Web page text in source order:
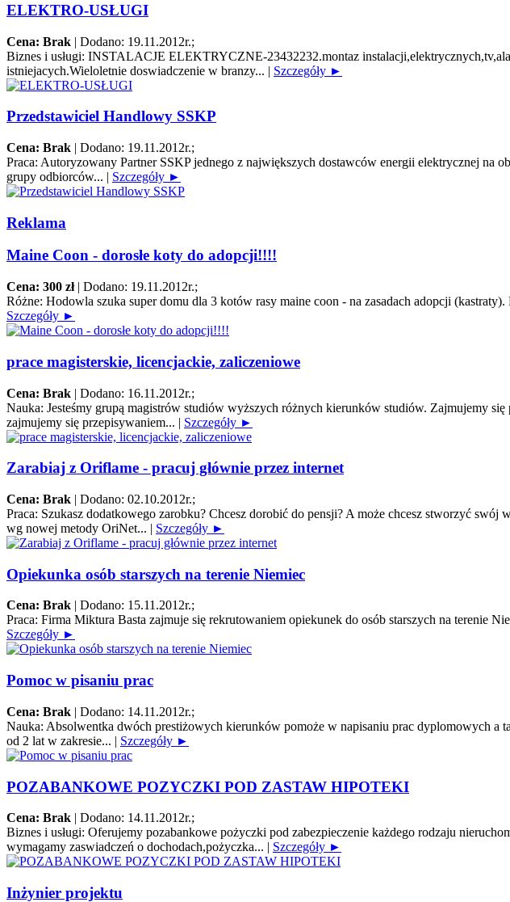
ELEKTRO-USŁUGI
Cena: Brak | Dodano: 19.11.2012r.;
Biznes i usługi: INSTALACJE ELEKTRYCZNE-23432232.montaz
istniejacych.Wieloletnie doswiadczenie w branzy... | Szczegóły ►
Przedstawiciel Handlowy SSKP
Cena: Brak | Dodano: 19.11.2012r.;
Praca: Autoryzowany Partner SSKP jednego z największych dostawców energii elektrycznej na
grupy odbiorców... | Szczegóły ►
Reklama
Maine Coon - dorosłe koty do adopcji!!!!
Cena: 300 zł | Dodano: 19.11.2012r.;
Różne: Hodowla szuka super domu dla 3 kotów rasy maine coon - na zasadach adopcji
Szczegóły ►
prace magisterskie, licencjackie, zaliczeniowe
Cena: Brak | Dodano: 16.11.2012r.;
Nauka: Jesteśmy grupą magistrów studiów wyższych różnych kierunków studiów. Zajmujemy
zajmujemy się przepisywaniem... | Szczegóły ►
Zarabiaj z Oriflame - pracuj głównie przez internet
Cena: Brak | Dodano: 02.10.2012r.;
Praca: Szukasz dodatkowego zarobku? Chcesz dorobić do pensji? A może chcesz stworzyć swój
wg nowej metody OriNet... | Szczegóły ►
Opiekunka osób starszych na terenie Niemiec
Cena: Brak | Dodano: 15.11.2012r.;
Praca: Firma Miktura Basta zajmuje się rekrutowaniem opiekunek do osób starszych na terenie
Szczegóły ►
Pomoc w pisaniu prac
Cena: Brak | Dodano: 14.11.2012r.;
Nauka: Absolwentka dwóch prestiżowych kierunków pomoże w napisaniu prac dyplomowych a
od 2 lat w zakresie... | Szczegóły ►
POZABANKOWE POZYCZKI POD ZASTAW HIPOTEKI
Cena: Brak | Dodano: 14.11.2012r.;
Biznes i usługi: Oferujemy pozabankowe pożyczki pod zabezpieczenie każdego rodzaju
wymagamy zaswiadczeń o dochodach,pożyczka... | Szczegóły ►
Inżynier projektu